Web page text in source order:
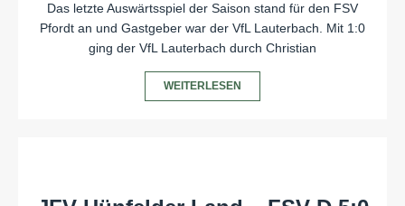
Das letzte Auswärtsspiel der Saison stand für den FSV
Pfordt an und Gastgeber war der VfL Lauterbach. Mit 1:0
ging der VfL Lauterbach durch Christian
WEITERLESEN